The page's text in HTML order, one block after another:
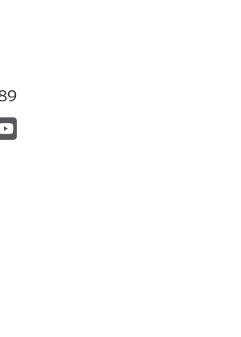
架構 (SPF)、網域金鑰識別郵件 (DKIM) 和
驗證、報告和合規 (DMARC)。每個機制都
的不同層面。
域
電子郵件,Salesforce 需要您驗證電子郵件
建議您設定 DomainKeys 識別郵件
認您擁有網域。
電子郵件地址和傳回電子郵件地址
傳送傳出電子郵件。瞭解如何識別具有
的使用者,並協助其完成此必要步驟。